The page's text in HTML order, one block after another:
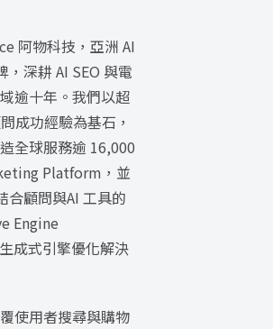
阿物科技，亞洲 AI
，深耕 AI SEO 與電
逾十年。我們以超
成功經驗為基石，
全球服務逾 16,000
Platform，並
合顧問與AI 工具的
Engine
成式引擎優化解決
使用者搜尋與購物